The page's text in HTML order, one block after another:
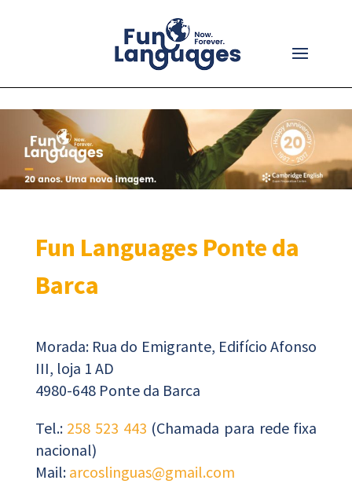
Fun Languages Ponte da
Barca
Morada: Rua do Emigrante, Edifício Afonso
III, loja 1 AD
4980-648 Ponte da Barca
Tel.: 258 523 443 (Chamada para rede fixa
nacional)
Mail: arcoslinguas@gmail.com